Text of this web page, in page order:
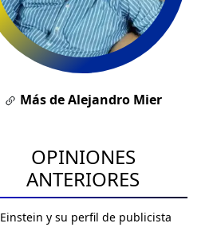
Más de Alejandro Mier
OPINIONES
ANTERIORES
Einstein y su perfil de publicista